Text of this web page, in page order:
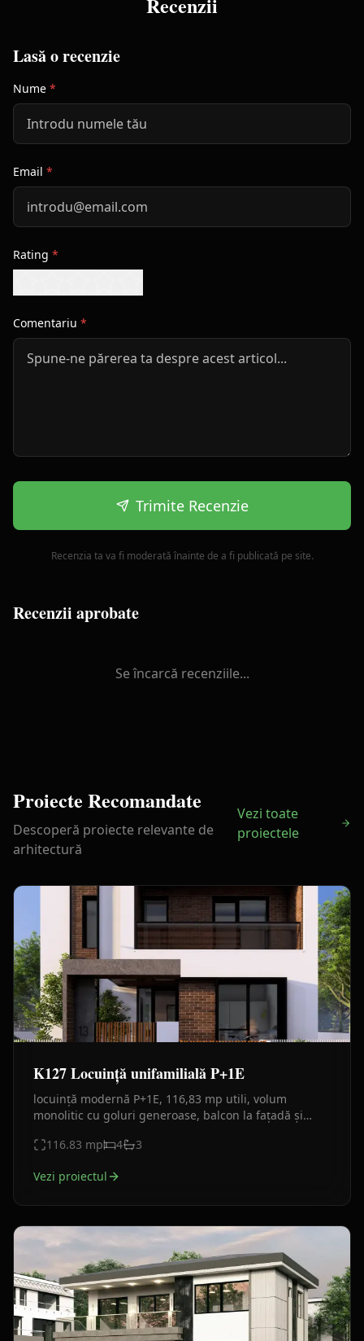
Lasă o recenzie
Nume *
Email *
Rating *
Comentariu *
Trimite Recenzie
Recenzia ta va fi moderată înainte de a fi publicată pe site.
Recenzii aprobate
Se încarcă recenziile...
Proiecte Recomandate
Descoperă proiecte relevante de
arhitectură
Vezi toate
proiectele
K127 Locuință unifamilială P+1E
locuință modernă P+1E, 116,83 mp utili, volum
monolitic cu goluri generoase, balcon la fațadă și
116.83 mp 4 3
Vezi proiectul